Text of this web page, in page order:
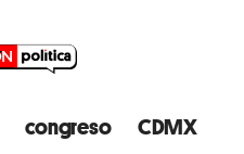
congreso CDMX